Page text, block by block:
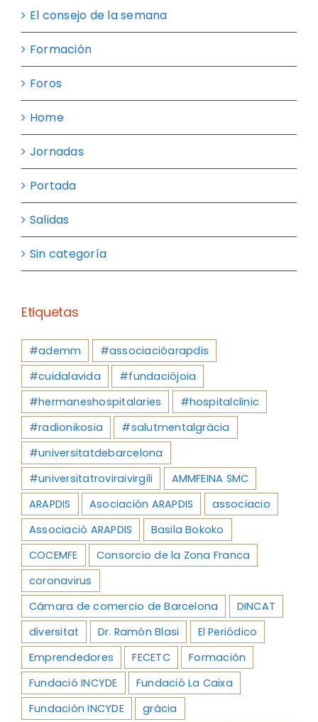
El consejo de la semana
Formación
Foros
Home
Jornadas
Portada
Salidas
Sin categoría
Etiquetas
#ademm
#associacióarapdis
#cuidalavida
#fundaciójoia
#hermaneshospitalaries
#hospitalclinic
#radionikosia
#salutmentalgràcia
#universitatdebarcelona
#universitatroviraivirgili
AMMFEINA SMC
ARAPDIS
Asociación ARAPDIS
associacio
Associació ARAPDIS
Basila Bokoko
COCEMFE
Consorcio de la Zona Franca
coronavirus
Cámara de comercio de Barcelona
DINCAT
diversitat
Dr. Ramón Blasi
El Periódico
Emprendedores
FECETC
Formación
Fundació INCYDE
Fundació La Caixa
Fundación INCYDE
gràcia